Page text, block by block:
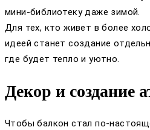
мини-библиотеку даже зимой.
Для тех, кто живет в более
идеей станет создание
где будет тепло и уютно.
Декор и создание
Чтобы балкон стал по-